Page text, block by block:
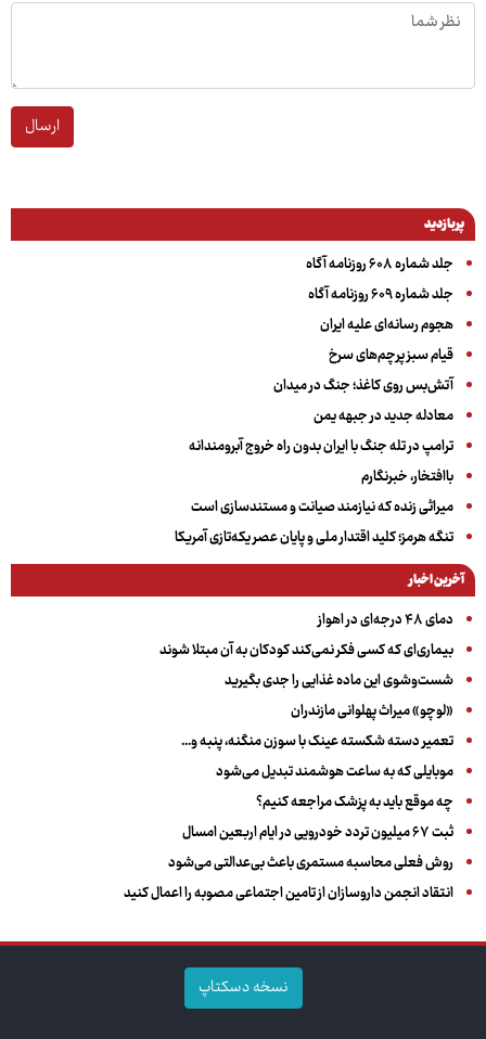
ارسال
پربازدید
جلد شماره ۶۰۸ روزنامه آگاه
جلد شماره ۶۰۹ روزنامه آگاه
هجوم رسانه‌ای علیه ایران
قیام سبز پرچم‌های سرخ
آتش‌بس روی کاغذ؛ جنگ در میدان
معادله جدید در جبهه یمن
ترامپ در تله جنگ با ایران بدون راه خروج آبرومندانه
باافتخار، خبرنگارم
میراثی زنده که نیازمند صیانت و مستندسازی است
تنگه هرمز؛ کلید اقتدار ملی و پایان عصر یکه‌تازی آمریکا
آخرین اخبار
دمای ۴۸ درجه‌ای در اهواز
بیماری‌ای که کسی فکر نمی‌کند کودکان به آن مبتلا شوند
شست‌وشوی این ماده غذایی را جدی بگیرید
«لوچو» میراث پهلوانی مازندران
تعمیر دسته شکسته عینک با سوزن منگنه، پنبه و...
موبایلی که به ساعت هوشمند تبدیل می‌شود
چه موقع باید به پزشک مراجعه کنیم؟
ثبت ۶۷ میلیون تردد خودرویی در ایام اربعین امسال
روش فعلی محاسبه مستمری باعث بی‌عدالتی می‌شود
انتقاد انجمن داروسازان از تامین اجتماعی مصوبه را اعمال کنید
نسخه دسکتاپ